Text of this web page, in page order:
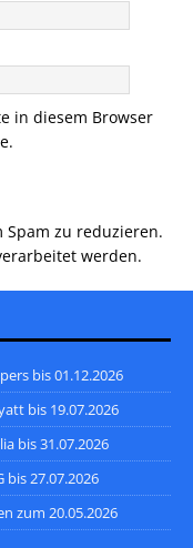
in diesem Browser
Spam zu reduzieren.
werden.
bis 01.12.2026
bis 19.07.2026
bis 31.07.2026
bis 27.07.2026
zum 20.05.2026